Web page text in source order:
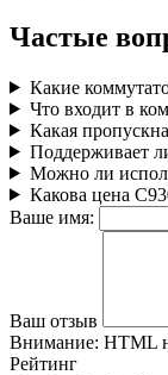
Частые
Какие
Что входит в
Какая
Поддерживает
Можно ли
Какова цена
Ваше имя:
Ваш отзыв
Внимание: HTML
Рейтинг